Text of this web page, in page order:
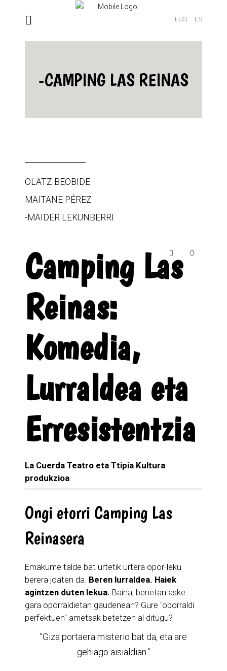
EUS ES
-CAMPING LAS REINAS
OLATZ BEOBIDE
MAITANE PÉREZ
-MAIDER LEKUNBERRI
Camping Las
Reinas:
Komedia,
Lurraldea eta
Erresistentzia
La Cuerda Teatro eta Ttipia Kultura
produkzioa
Ongi etorri Camping Las
Reinasera
Emakume talde bat urtetik urtera opor-leku
berera joaten da. Beren lurraldea. Haiek
agintzen duten lekua. Baina, benetan aske
gara oporraldietan gaudenean? Gure "oporraldi
perfektuen" ametsak betetzen al ditugu?
"Giza portaera misterio bat da, eta are
gehiago aisialdian."